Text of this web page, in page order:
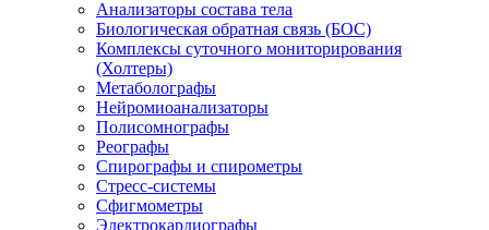
Анализаторы состава тела
Биологическая обратная связь (БОС)
Комплексы суточного мониторирования
(Холтеры)
Метаболографы
Нейромиоанализаторы
Полисомнографы
Реографы
Спирографы и спирометры
Стресс-системы
Сфигмометры
Электрокардиографы